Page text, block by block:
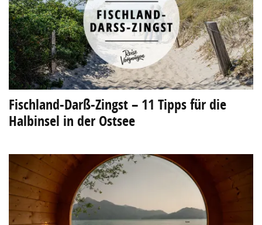
Fischland-Darß-Zingst – 11 Tipps für die
Halbinsel in der Ostsee